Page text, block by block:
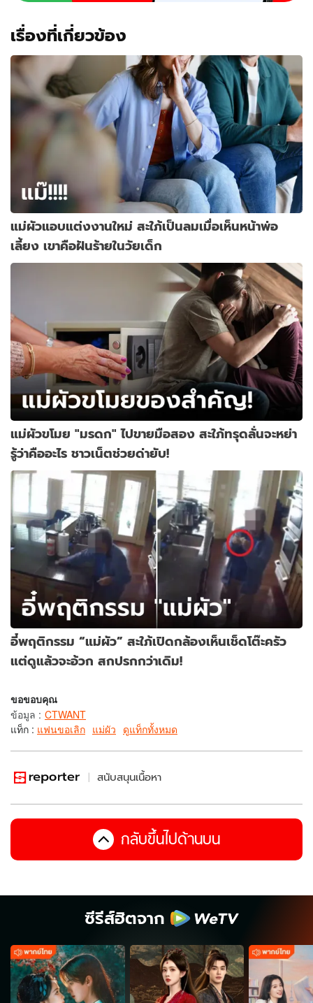
เรื่องที่เกี่ยวข้อง
แม่ผัวแอบแต่งงานใหม่ สะใภ้เป็นลมเมื่อเห็นหน้าพ่อ
เลี้ยง เขาคือฝันร้ายในวัยเด็ก
แม่ผัวขโมย "มรดก" ไปขายมือสอง สะใภ้ทรุดลั่นจะหย่า
รู้ว่าคืออะไร ชาวเน็ตช่วยด่ายับ!
อี๋พฤติกรรม “แม่ผัว” สะใภ้เปิดกล้องเห็นเช็ดโต๊ะครัว
แต่ดูแล้วจะอ้วก สกปรกกว่าเดิม!
ขอขอบคุณ
ข้อมูล : CTWANT
แท็ก : แฟนขอเลิก แม่ผัว ดูแท็กทั้งหมด
สนับสนุนเนื้อหา
กลับขึ้นไปด้านบน
ซีรีส์ฮิตจาก